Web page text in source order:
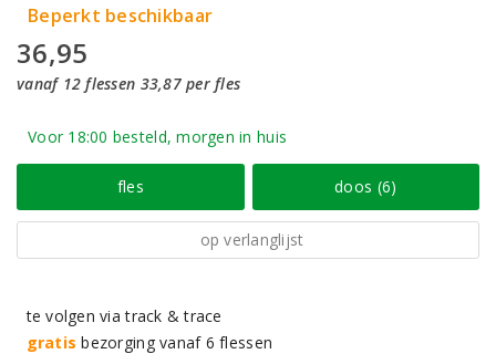
Beperkt beschikbaar
36,95
vanaf 12 flessen 33,87 per fles
Voor 18:00 besteld, morgen in huis
fles doos (6)
op verlanglijst
te volgen via track & trace
gratis bezorging vanaf 6 flessen